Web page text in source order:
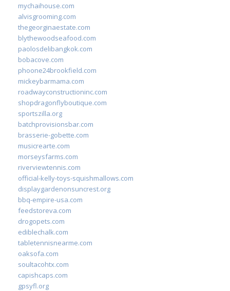
mychaihouse.com
alvisgrooming.com
thegeorginaestate.com
blythewoodseafood.com
paolosdelibangkok.com
bobacove.com
phoone24brookfield.com
mickeybarmama.com
roadwayconstructioninc.com
shopdragonflyboutique.com
sportszilla.org
batchprovisionsbar.com
brasserie-gobette.com
musicrearte.com
morseysfarms.com
riverviewtennis.com
official-kelly-toys-squishmallows.com
displaygardenonsuncrest.org
bbq-empire-usa.com
feedstoreva.com
drogopets.com
ediblechalk.com
tabletennisnearme.com
oaksofa.com
soultacohtx.com
capishcaps.com
gpsyfl.org